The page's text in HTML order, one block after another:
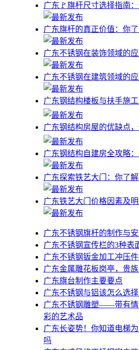
广东🚩旗杆尺寸选择指南
广东旗杆的真正价值：你
广东不锈钢在装饰领域的
广东不锈钢在建筑领域的应
广东钢结构楼板与扶手施
广东钢结构房屋的优缺点
广东钢结构自建房全攻略
广东探索铁艺大门：你了解
广东铁艺大门价格因素及
广东不锈钢旗杆的制作与
广东不锈钢宣传栏的3种表
广东不锈钢钣金加工冲压
广东金属雕花板岗亭，贵族
广东旗台制作主要要点
广东不锈钢与铝该怎么选择
广东不锈钢雕塑——带有情
彩的艺术品
广东​长姿势！你知道电梯
吗